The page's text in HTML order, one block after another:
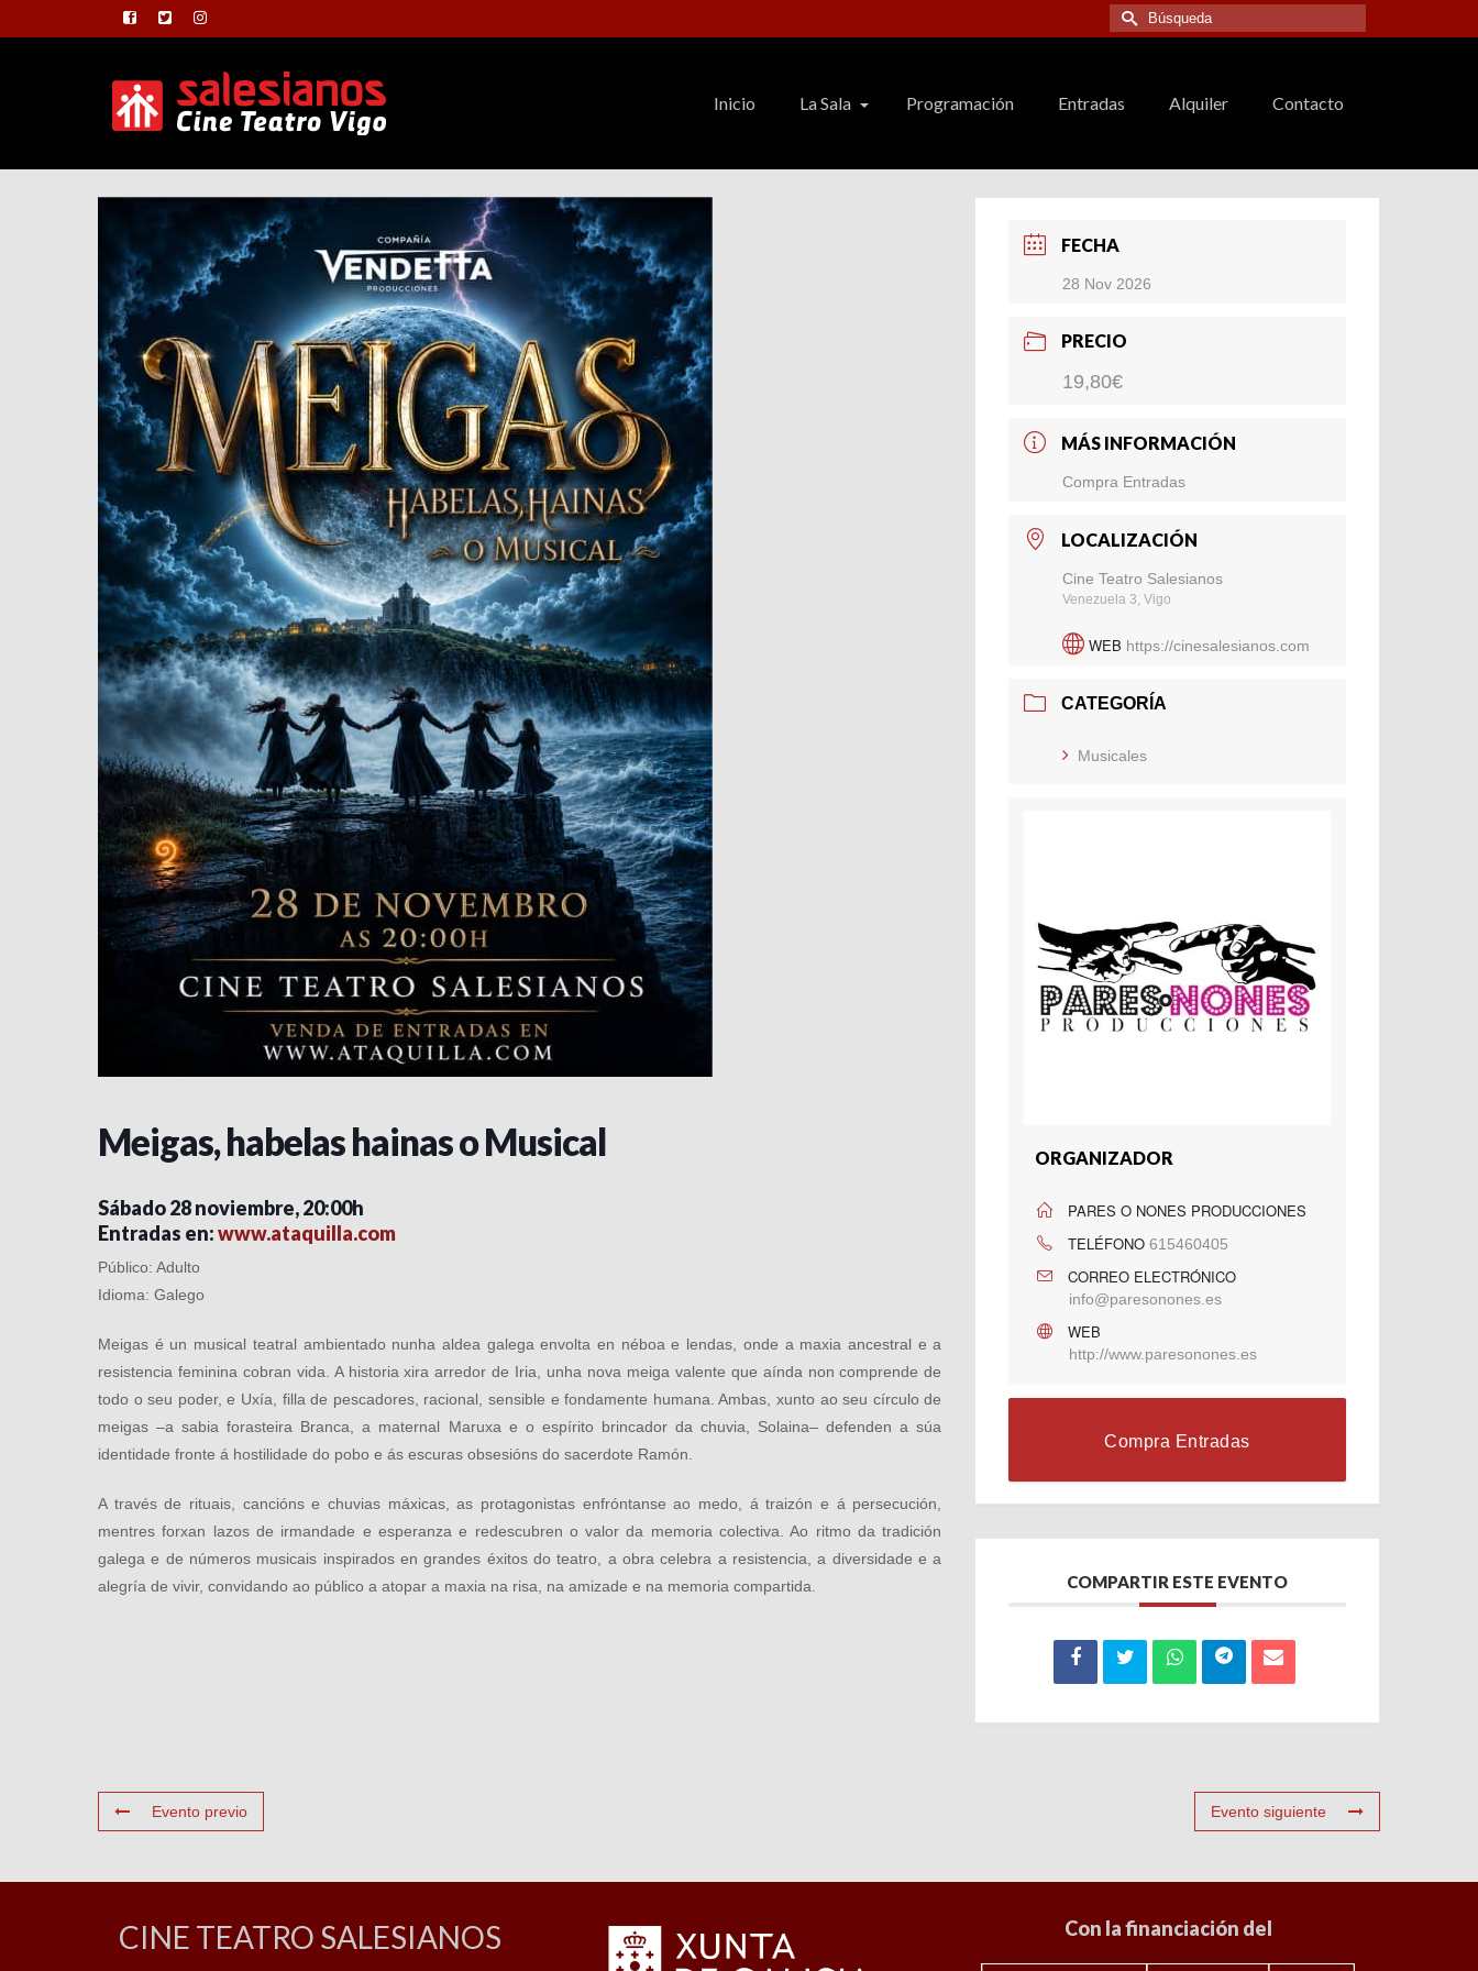
Buscar
por:
Inicio La Sala Programación Entradas Alquiler Contacto
Meigas, habelas hainas o Musical
Sábado 28 noviembre, 20:00h
Entradas en:www.ataquilla.com
Público: Adulto
Idioma: Galego
Meigas é un musical teatral ambientado nunha aldea galega envolta en néboa e lendas, onde a maxia ancestral e a
resistencia feminina cobran vida. A historia xira arredor de Iria, unha nova meiga valente que aínda non comprende de
todo o seu poder, e Uxía, filla de pescadores, racional, sensible e fondamente humana. Ambas, xunto ao seu círculo de
meigas –a sabia forasteira Branca, a maternal Maruxa e o espírito brincador da chuvia, Solaina– defenden a súa
identidade fronte á hostilidade do pobo e ás escuras obsesións do sacerdote Ramón.
A través de rituais, cancións e chuvias máxicas, as protagonistas enfróntanse ao medo, á traizón e á persecución,
mentres forxan lazos de irmandade e esperanza e redescubren o valor da memoria colectiva. Ao ritmo da tradición
galega e de números musicais inspirados en grandes éxitos do teatro, a obra celebra a resistencia, a diversidade e a
alegría de vivir, convidando ao público a atopar a maxia na risa, na amizade e na memoria compartida.
FECHA
28 Nov 2026
PRECIO
19,80€
MÁS INFORMACIÓN
Compra Entradas
LOCALIZACIÓN
Cine Teatro Salesianos
Venezuela 3, Vigo
WEB https://cinesalesianos.com
CATEGORÍA
Musicales
ORGANIZADOR
PARES O NONES PRODUCCIONES
TELÉFONO 615460405
CORREO ELECTRÓNICO
info@paresonones.es
WEB
http://www.paresonones.es
Compra Entradas
COMPARTIR ESTE EVENTO
Evento previo Evento siguiente
CINE TEATRO SALESIANOS Con la financiación del